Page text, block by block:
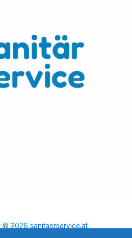
© 2026sanitaerservice.at